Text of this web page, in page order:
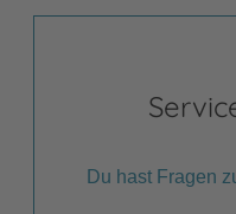
Du hast Fragen